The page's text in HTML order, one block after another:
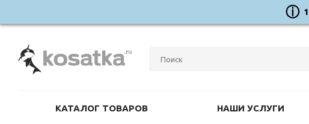
КАТАЛОГ ТОВАРОВ НАШИ УСЛУГИ